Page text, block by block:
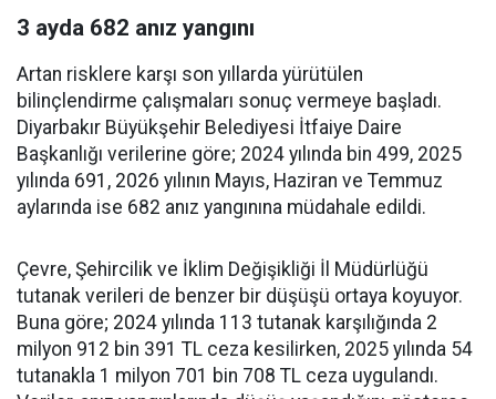
3 ayda 682 anız yangını
Artan risklere karşı son yıllarda yürütülen
bilinçlendirme çalışmaları sonuç vermeye başladı.
Diyarbakır Büyükşehir Belediyesi İtfaiye Daire
Başkanlığı verilerine göre; 2024 yılında bin 499, 2025
yılında 691, 2026 yılının Mayıs, Haziran ve Temmuz
aylarında ise 682 anız yangınına müdahale edildi.
Çevre, Şehircilik ve İklim Değişikliği İl Müdürlüğü
tutanak verileri de benzer bir düşüşü ortaya koyuyor.
Buna göre; 2024 yılında 113 tutanak karşılığında 2
milyon 912 bin 391 TL ceza kesilirken, 2025 yılında 54
tutanakla 1 milyon 701 bin 708 TL ceza uygulandı.